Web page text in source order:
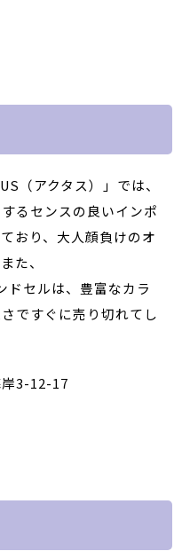
（アクタス）」では、
るセンスの良いインポ
おり、大人顔負けのオ
た、
セルは、豊富なカラ
ですぐに売り切れてし
3-12-17